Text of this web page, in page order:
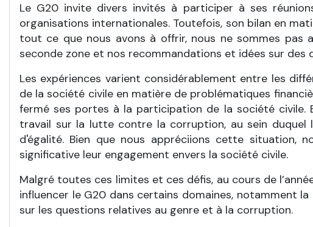
Le G20 invite divers invités à participer à ses
organisations internationales. Toutefois, son bilan en
tout ce que nous avons à offrir, nous ne sommes
seconde zone et nos recommandations et idées sur
Les expériences varient considérablement entre les
de la société civile en matière de problématiques
fermé ses portes à la participation de la société civile.
travail sur la lutte contre la corruption, au sein
d'égalité. Bien que nous appréciions cette situation,
significative leur engagement envers la société civile.
Malgré toutes ces limites et ces défis, au cours de
influencer le G20 dans certains domaines, notamment
sur les questions relatives au genre et à la corruption.